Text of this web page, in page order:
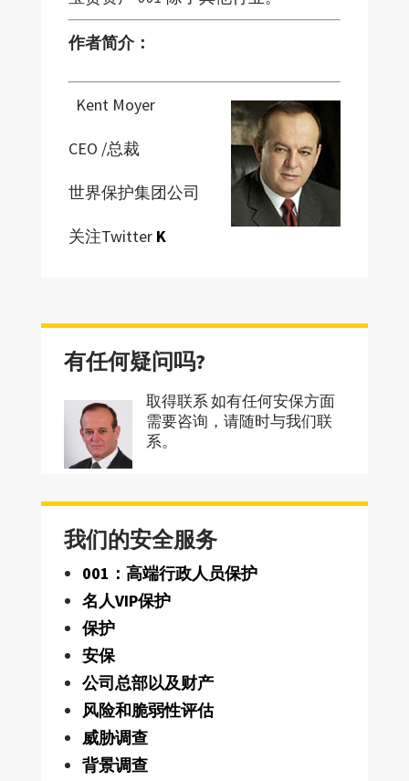
作者简介：
Kent Moyer
CEO /总裁
世界保护集团公司
关注Twitter K
有任何疑问吗?
取得联系 如有任何安保方面
需要咨询，请随时与我们联
系。
我们的安全服务
001：高端行政人员保护
名人VIP保护
保护
安保
公司总部以及财产
风险和脆弱性评估
威胁调查
背景调查